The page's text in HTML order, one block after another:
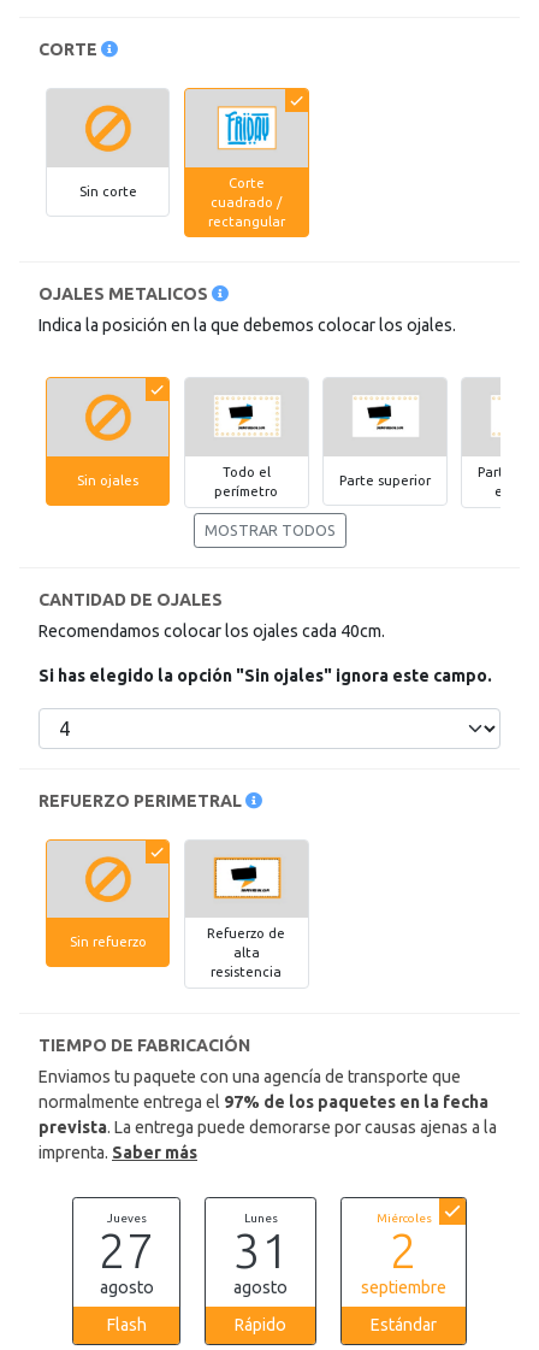
CORTE
Sin corte
Corte
cuadrado /
rectangular
OJALES METALICOS
Indica la posición en la que debemos colocar los ojales.
Sin ojales
Todo el
perímetro
Parte superior
Parte
e
MOSTRAR TODOS
CANTIDAD DE OJALES
Recomendamos colocar los ojales cada 40cm.
Si has elegido la opción "Sin ojales" ignora este campo.
REFUERZO PERIMETRAL
Sin refuerzo
Refuerzo de
alta
resistencia
TIEMPO DE FABRICACIÓN
Enviamos tu paquete con una agencía de transporte que
normalmente entrega el 97% de los paquetes en la fecha
prevista. La entrega puede demorarse por causas ajenas a la
imprenta. Saber más
Jueves
27
agosto
Flash
Lunes
31
agosto
Rápido
Miércoles
2
septiembre
Estándar